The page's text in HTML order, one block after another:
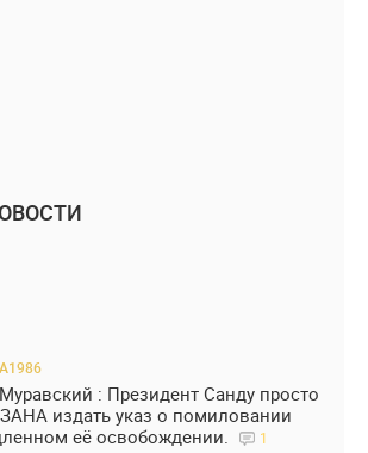
: Президент Санду просто
издать указ о помиловании
её освобождении.
1